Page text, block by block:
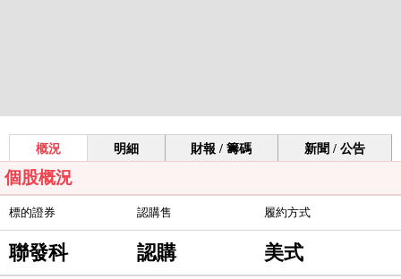
概況 明細 財報 / 籌碼 新聞 / 公告
個股概況
標的證券 認購售 履約方式
聯發科 認購 美式